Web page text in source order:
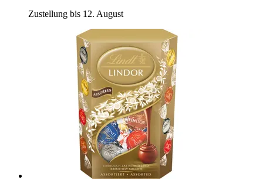
Zustellung bis 12. August